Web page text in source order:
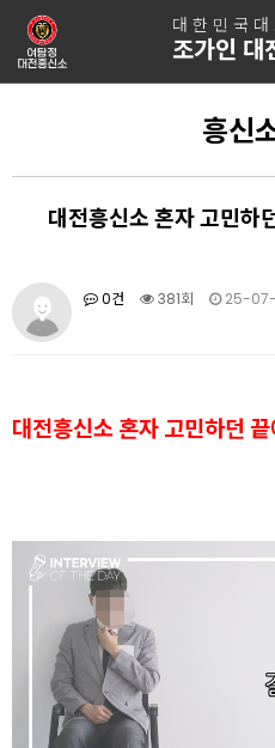
대한민국
조가인 대
흥신
대전흥신소 혼자 고민하
0건 381회 25-07-
대전흥신소 혼자 고민하던